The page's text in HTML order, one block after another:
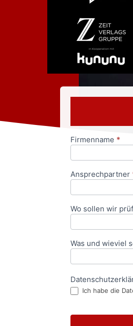
Anfrageformular
Firmenname *
Ansprechpartner
Wo sollen wir
Was und wieviel
Ich habe die